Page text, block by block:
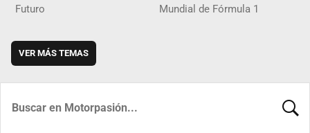
Futuro Mundial de Fórmula 1
VER MÁS TEMAS